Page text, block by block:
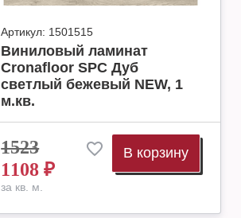
Артикул: 1501515
Виниловый ламинат
Cronafloor SPC Дуб
светлый бежевый NEW, 1
м.кв.
1523
1108 ₽
за кв. м.
В корзину